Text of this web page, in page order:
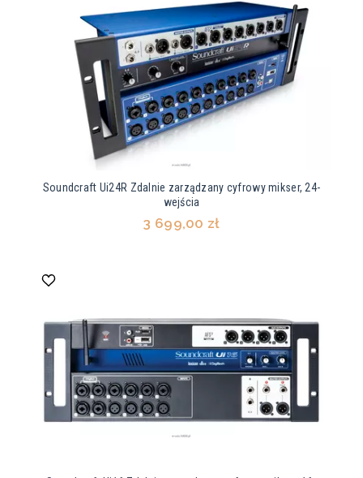
Soundcraft Ui24R Zdalnie zarządzany cyfrowy mikser, 24-
wejścia
3 699,00 zł